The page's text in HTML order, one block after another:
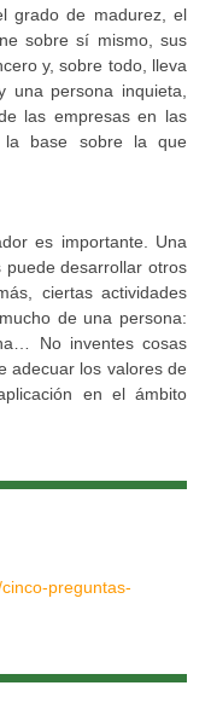
grado de madurez, el
sobre sí mismo, sus
y, sobre todo, lleva
una persona inquieta,
las empresas en las
base sobre la que
es importante. Una
puede desarrollar otros
ciertas actividades
de una persona:
No inventes cosas
adecuar los valores de
en el ámbito
preguntas-